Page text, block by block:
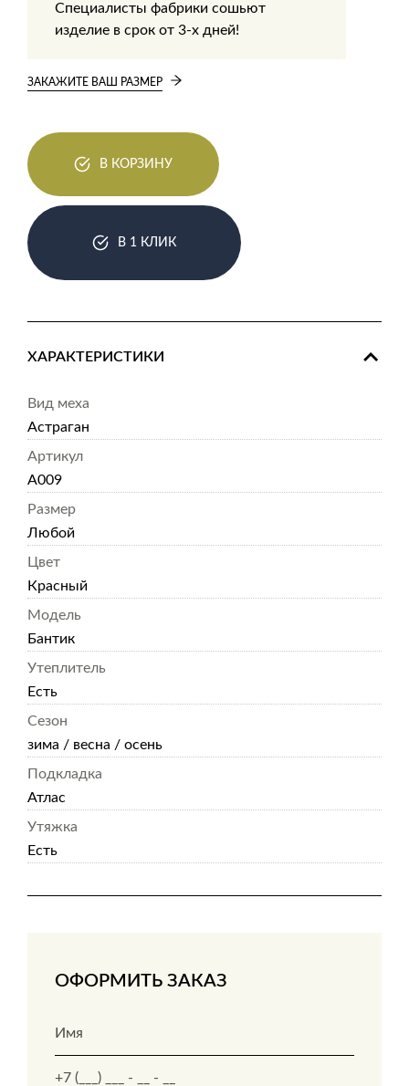
Специалисты фабрики сошьют
изделие в срок от 3-х дней!
ЗАКАЖИТЕ ВАШ РАЗМЕР
В КОРЗИНУ
В 1 КЛИК
ХАРАКТЕРИСТИКИ
Вид меха
Астраган
Артикул
А009
Размер
Любой
Цвет
Красный
Модель
Бантик
Утеплитель
Есть
Сезон
зима / весна / осень
Подкладка
Атлас
Утяжка
Есть
ОФОРМИТЬ ЗАКАЗ